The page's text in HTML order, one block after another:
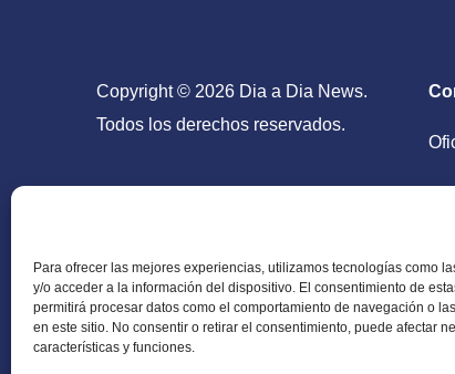
Para ofrecer las mejores experiencias, utilizamos tecnologías como
y/o acceder a la información del dispositivo. El consentimiento de
permitirá procesar datos como el comportamiento de navegación o
en este sitio. No consentir o retirar el consentimiento, puede afectar
características y funciones.
Copyright © 2026 Dia a Dia News.
Todos los derechos reservados.
Periódico Digital en El Salvador,